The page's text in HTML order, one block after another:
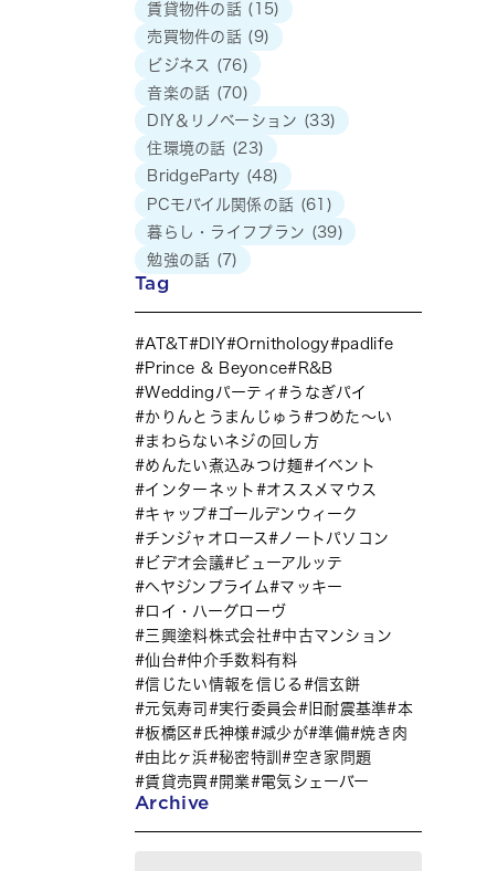
賃貸物件の話 (15)
売買物件の話 (9)
ビジネス
(76)
音楽の話 (70)
DIY＆リノベーション (33)
住環境の話 (23)
BridgeParty (48)
PCモバイル関係の話 (61)
暮らし・ライフプラン (39)
勉強の話 (7)
Tag
AT&T DIY Ornithology
padlife
Prince & Beyonce
R&B
Weddingパーティ
うなぎパイ
かりんとうまんじゅう
つめた～い
まわらないネジの回し方
めんたい煮込みつけ麺
イベント
インターネット
オススメマウス
キャップ
ゴールデンウィーク
チンジャオロース
ノートパソコン
ビデオ会議
ビューアルッテ
ヘヤジンプライム
マッキー
ロイ・ハーグローヴ
三興塗料株式会社
中古マンション
仙台
仲介手数料有料
信じたい情報を信じる
信玄餅
元気寿司
実行委員会 旧耐震基準
本
板橋区
氏神様 減少が 準備
焼き肉
由比ヶ浜
秘密特訓
空き家問題
賃貸売買
開業 電気シェーバー
Archive